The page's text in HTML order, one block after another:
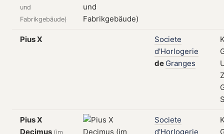
und
Fabrikgebäude)
Pius X
Societe
d'Horlogerie
de Granges
Pius X
Decimus (im
Societe
d'Horlogerie